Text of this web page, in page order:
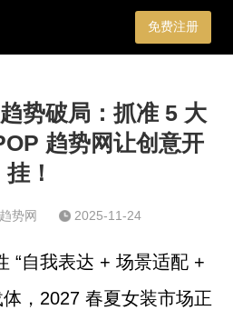
免费注册
势破局：抓准 5 大
趋势网让创意开
挂！
势网 2025-11-24
“自我表达 + 场景适配 +
，2027 春夏女装市场正